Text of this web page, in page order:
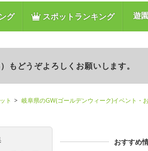
グ スポットランキング 遊
もどうぞよろしくお願いします。
ト
岐阜県のGW(ゴールデンウィーク)イベント・
おすすめ